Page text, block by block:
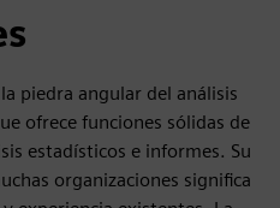
piedra angular del análisis
ofrece funciones sólidas de
estadísticos e informes. Su
organizaciones significa